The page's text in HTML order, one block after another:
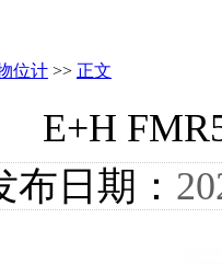
位计 >> 正文
E+H
布日期：